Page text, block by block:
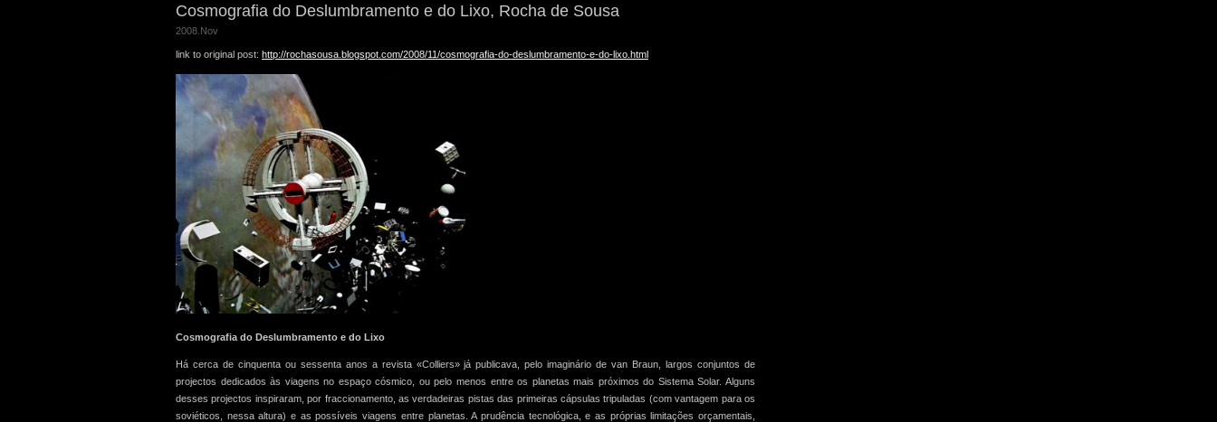
Cosmografia do Deslumbramento e do Lixo, Rocha de Sousa
2008.Nov
link to original post: http://rochasousa.blogspot.com/2008/11/cosmografia-do-deslumbramento-e-do-lixo.html
Cosmografia do Deslumbramento e do Lixo
Há cerca de cinquenta ou sessenta anos a revista «Colliers» já publicava, pelo imaginário de van Braun, largos conjuntos de
projectos dedicados às viagens no espaço cósmico, ou pelo menos entre os planetas mais próximos do Sistema Solar. Alguns
desses projectos inspiraram, por fraccionamento, as verdadeiras pistas das primeiras cápsulas tripuladas (com vantagem para os
soviéticos, nessa altura) e as possíveis viagens entre planetas. A prudência tecnológica, e as próprias limitações orçamentais,